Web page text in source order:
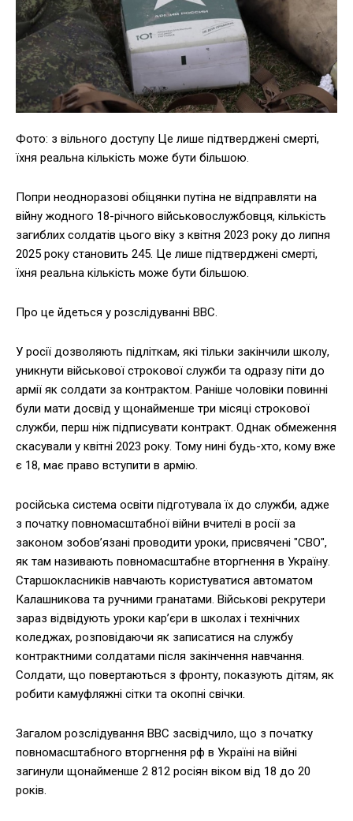
Фото: з вільного доступу Це лише підтверджені смерті,
їхня реальна кількість може бути більшою.
Попри неодноразові обіцянки путіна не відправляти на
війну жодного 18-річного військовослужбовця, кількість
загиблих солдатів цього віку з квітня 2023 року до липня
2025 року становить 245. Це лише підтверджені смерті,
їхня реальна кількість може бути більшою.
Про це йдеться у розслідуванні BBC.
У росії дозволяють підліткам, які тільки закінчили школу,
уникнути військової строкової служби та одразу піти до
армії як солдати за контрактом. Раніше чоловіки повинні
були мати досвід у щонайменше три місяці строкової
служби, перш ніж підписувати контракт. Однак обмеження
скасували у квітні 2023 року. Тому нині будь-хто, кому вже
є 18, має право вступити в армію.
російська система освіти підготувала їх до служби, адже
з початку повномасштабної війни вчителі в росії за
законом зобовʼязані проводити уроки, присвячені "СВО",
як там називають повномасштабне вторгнення в Україну.
Старшокласників навчають користуватися автоматом
Калашникова та ручними гранатами. Військові рекрутери
зараз відвідують уроки карʼєри в школах і технічних
коледжах, розповідаючи як записатися на службу
контрактними солдатами після закінчення навчання.
Солдати, що повертаються з фронту, показують дітям, як
робити камуфляжні сітки та окопні свічки.
Загалом розслідування BBC засвідчило, що з початку
повномасштабного вторгнення рф в Україні на війні
загинули щонайменше 2 812 росіян віком від 18 до 20
років.